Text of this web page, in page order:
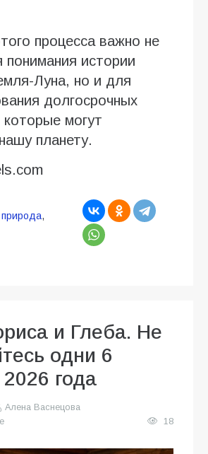
процесса важно не
понимания истории
Луна, но и для
долгосрочных
которые могут
планету.
природа,
и Глеба. Не
одни 6
2026 года
Алена Васнецова
18